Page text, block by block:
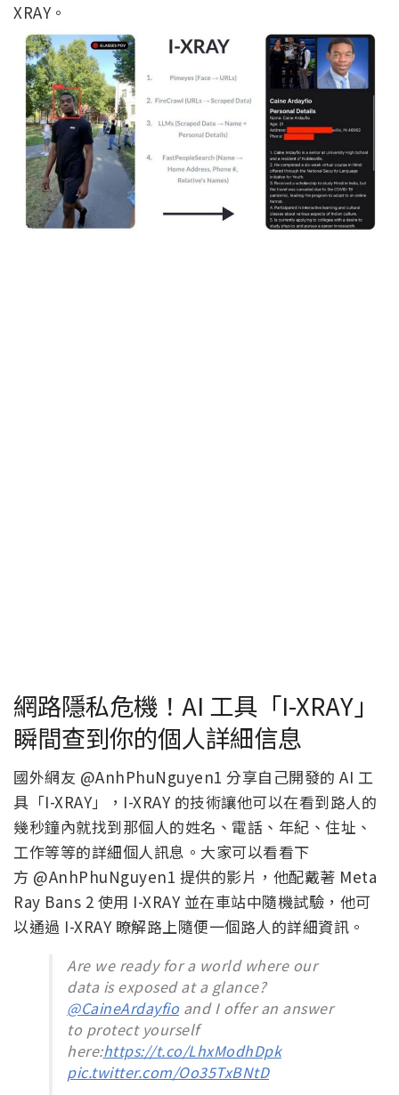
XRAY。
網路隱私危機！AI 工具「I-XRAY」
瞬間查到你的個人詳細信息
國外網友 @AnhPhuNguyen1 分享自己開發的 AI 工
具「I-XRAY」，I-XRAY 的技術讓他可以在看到路人的
幾秒鐘內就找到那個人的姓名、電話、年紀、住址、
工作等等的詳細個人訊息。大家可以看看下
方 @AnhPhuNguyen1 提供的影片，他配戴著 Meta
Ray Bans 2 使用 I-XRAY 並在車站中隨機試驗，他可
以通過 I-XRAY 瞭解路上隨便一個路人的詳細資訊。
Are we ready for a world where our
data is exposed at a glance?
@CaineArdayfio and I offer an answer
to protect yourself
here:https://t.co/LhxModhDpk
pic.twitter.com/Oo35TxBNtD